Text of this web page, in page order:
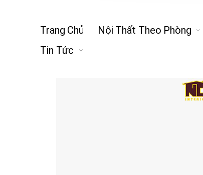
Trang Chủ Nội Thất Theo Phòng
Tin Tức